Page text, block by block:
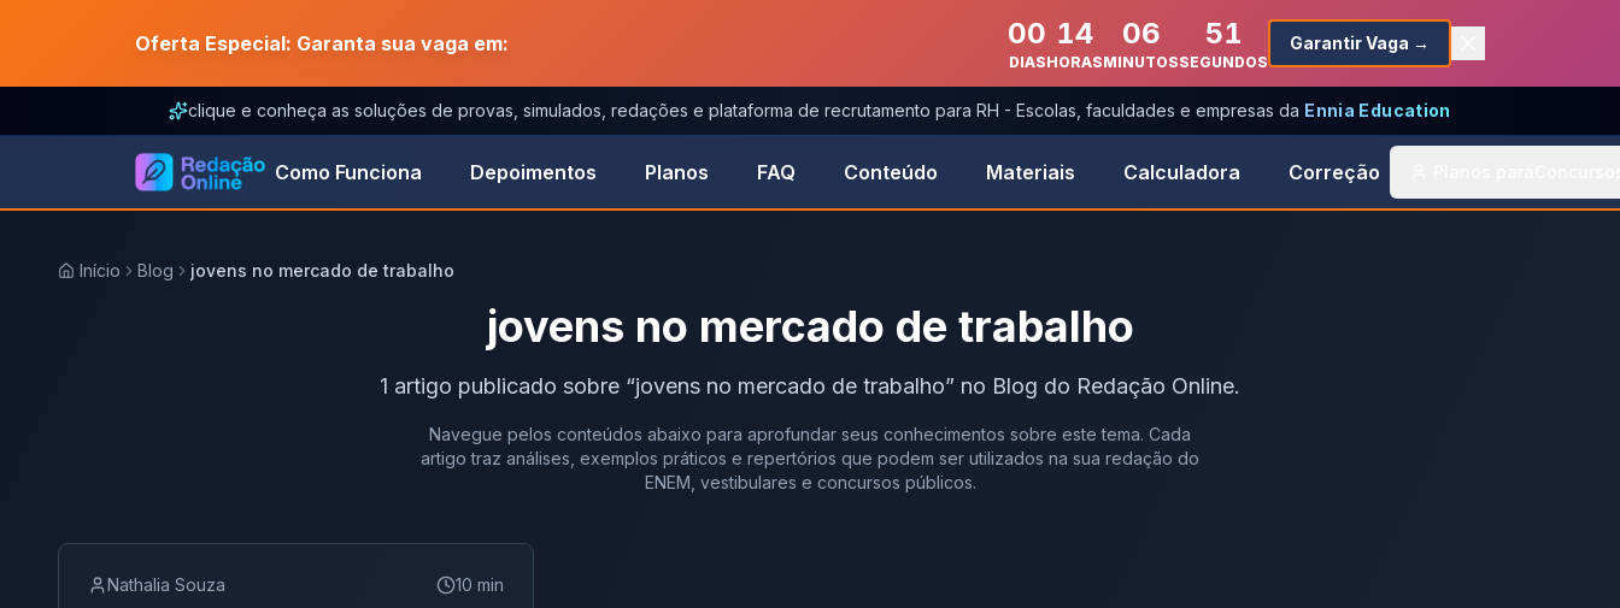
Oferta Especial: Garanta sua vaga em: 00
DIAS
14
HORAS
06
MINUTOS
51
SEGUNDOS
Garantir Vaga →
clique e conheça as soluções de provas, simulados, redações e plataforma de recrutamento para RH - Escolas, faculdades e empresas da Ennia Education
Como Funciona Depoimentos Planos FAQ Conteúdo Materiais Calculadora Correção
Início Blog jovens no mercado de trabalho
jovens no mercado de trabalho
1 artigo publicado sobre “jovens no mercado de trabalho” no Blog do Redação Online.
Navegue pelos conteúdos abaixo para aprofundar seus conhecimentos sobre este tema. Cada
artigo traz análises, exemplos práticos e repertórios que podem ser utilizados na sua redação do
ENEM, vestibulares e concursos públicos.
Nathalia Souza 10 min